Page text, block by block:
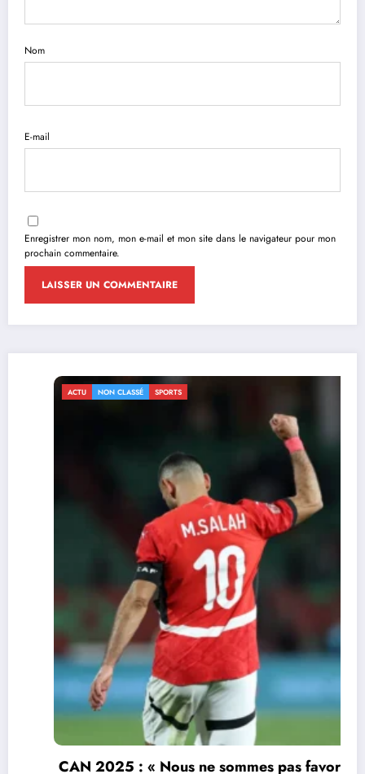
Nom
E-mail
Enregistrer mon nom, mon e-mail et mon site dans le navigateur pour mon
prochain commentaire.
NON CLASSÉ SPORTS
CAN 2025 : « Nous ne sommes pas favoris »